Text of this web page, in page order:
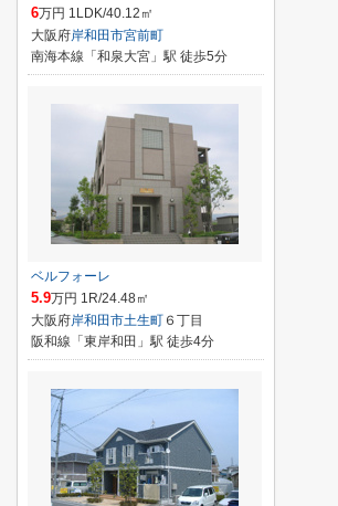
6万円 1LDK/40.12㎡
大阪府岸和田市宮前町
南海本線「和泉大宮」駅 徒歩5分
ベルフォーレ
5.9万円 1R/24.48㎡
大阪府岸和田市土生町 ６丁目
阪和線「東岸和田」駅 徒歩4分